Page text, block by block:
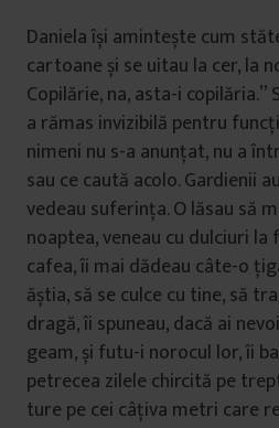
Daniela își amintește cum
cartoane și se uitau la cer, la
Copilărie, na, asta-i copilăria.”
a rămas invizibilă pentru
nimeni nu s-a anunțat, nu a
sau ce caută acolo. Gardienii
vedeau suferința. O lăsau să
noaptea, veneau cu dulciuri
cafea, îi mai dădeau câte-o
ăștia, să se culce cu tine, să
dragă, îi spuneau, dacă ai
geam, și futu-i norocul lor, îi
petrecea zilele chircită pe
ture pe cei câțiva metri care